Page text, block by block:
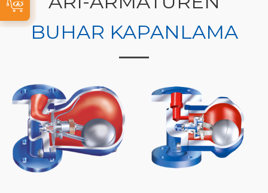
BUHAR KAPANLAMA